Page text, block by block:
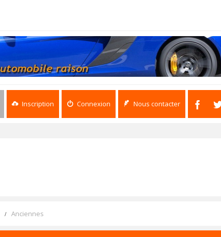
Inscription Connexion Nous contacter
Anciennes